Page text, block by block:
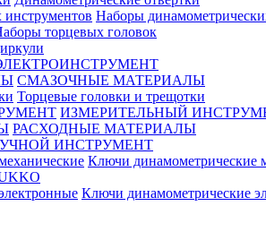
Наборы
торцевых головок
СМАЗОЧНЫЕ МАТЕРИАЛЫ
Торцевые головки и трещотки
ИЗМЕРИТЕЛЬНЫЙ
РАСХОДНЫЕ МАТЕРИАЛЫ
ИНСТРУМЕНТ
Ключи динамометрические
Ключи динамометрические